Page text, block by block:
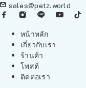
sales@petz.world
หน้าหลัก
เกี่ยวกับเรา
ร้านค้า
โพสต์
ติดต่อเรา